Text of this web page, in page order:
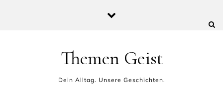
Themen Geist
Dein Alltag. Unsere Geschichten.